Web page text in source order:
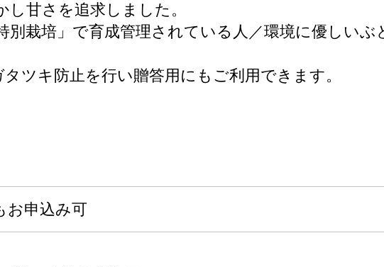
甘さを追求しました。
栽培」で育成管理されている人／環境に優しいぶ
ツキ防止を行い贈答用にもご利用できます。
お申込み可